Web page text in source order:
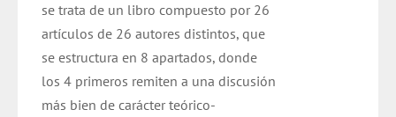
se trata de un libro compuesto por 26
artículos de 26 autores distintos, que
se estructura en 8 apartados, donde
los 4 primeros remiten a una discusión
más bien de carácter teórico-